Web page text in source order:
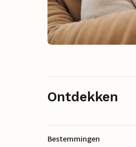
Ontdekken
Bestemmingen